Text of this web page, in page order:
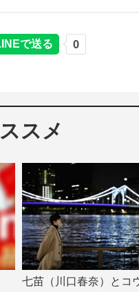
スメ
七苗（川口春奈）とコ